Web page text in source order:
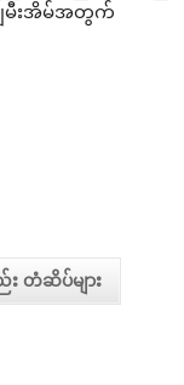
ျမီးအိမ်အတွက်
း တံဆိပ်များ